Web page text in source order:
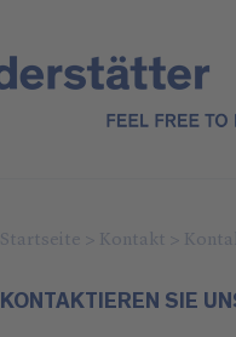
KONTAKTIEREN SIE
Startseite > Kontakt >